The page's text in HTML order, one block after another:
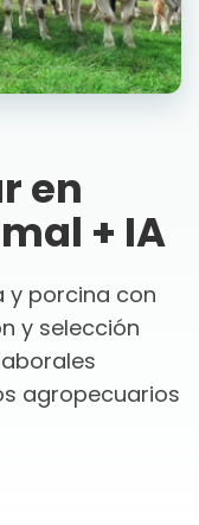
en
+ IA
y porcina con
y selección
agropecuarios